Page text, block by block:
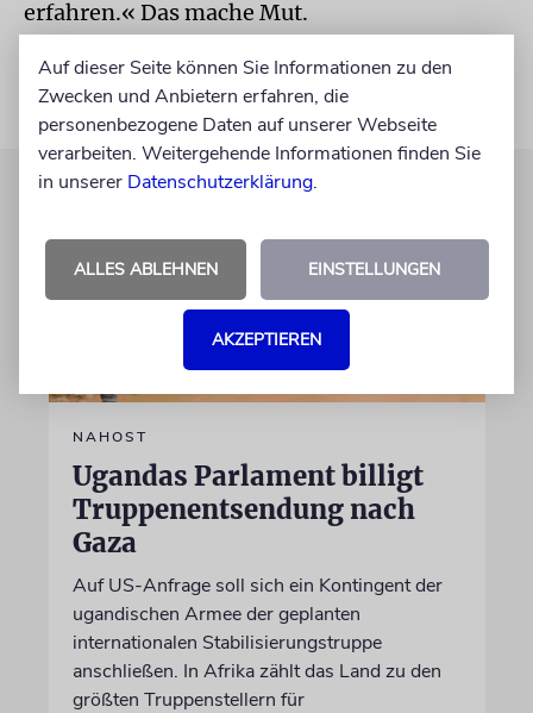
erfahren.« Das mache Mut.
NAHOST
Ugandas Parlament billigt
Truppenentsendung nach
Gaza
Auf US-Anfrage soll sich ein Kontingent der
ugandischen Armee der geplanten
internationalen Stabilisierungstruppe
anschließen. In Afrika zählt das Land zu den
größten Truppenstellern für
Auf dieser Seite können Sie Informationen zu den
Zwecken und Anbietern erfahren, die
personenbezogene Daten auf unserer Webseite
verarbeiten. Weitergehende Informationen finden Sie
in unserer Datenschutzerklärung.
ALLES ABLEHNEN EINSTELLUNGEN
AKZEPTIEREN